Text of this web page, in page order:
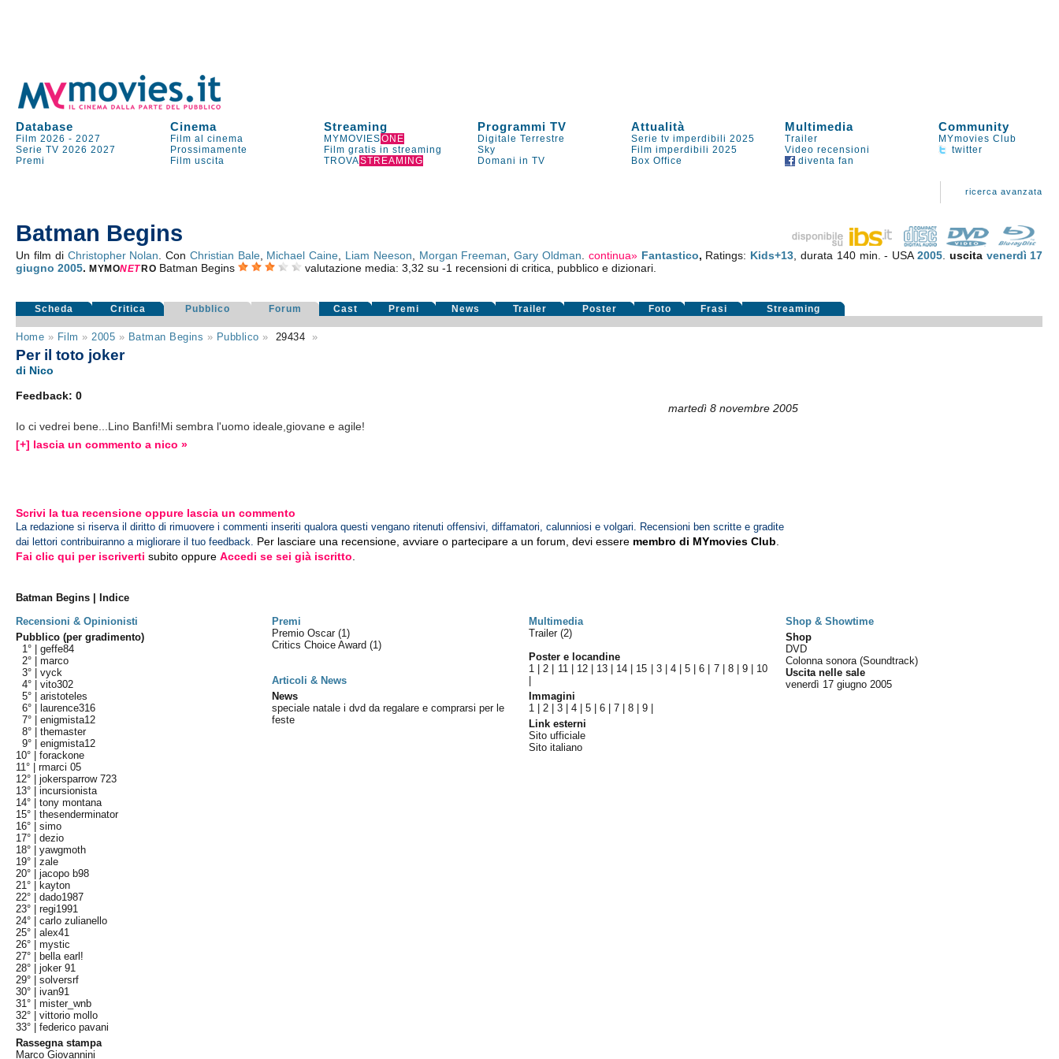
Database Cinema Streaming Programmi TV Attualità Multimedia Community
Film 2026 -2027 Film al cinema MYMOVIESONE Digitale Terrestre Serie tv imperdibili 2025 Trailer
MYmovies Club
Serie TV 2026 2027 Prossimamente Film gratis in streaming Sky Film imperdibili 2025 Video recensioni
twitter
Premi
Film uscita TROVASTREAMING Domani in TV Box Office diventa fan
ricerca avanzata
Batman Begins
Un film di Christopher Nolan . Con Christian Bale, Michael Caine Liam Neeson Morgan Freeman ,Gary Oldman continua» Fantastico, Ratings: Kids+13 , durata 140 min. - USA 2005. uscita venerdì 17
giugno 2005.MYMONET RO Batman Begins valutazione media: 3,32 su -1 recensioni di critica, pubblico e dizionari.
Scheda Critica Pubblico Forum Cast Premi News Trailer Poster Foto Frasi Streaming
Home » Film » 2005 » Batman Begins » Pubblico » 29434 »
Per il toto joker
di Nico
Feedback: 0
martedì 8 novembre 2005
Io ci vedrei bene...Lino Banfi!Mi sembra l'uomo ideale,giovane e agile!
[+] lascia un commento a nico »
Scrivi la tua recensione oppure lascia un commento
La redazione si riserva il diritto di rimuovere i commenti inseriti qualora questi vengano ritenuti offensivi, diffamatori, calunniosi e volgari. Recensioni ben scritte e gradite
dai lettori contribuiranno a migliorare il tuo feedback. Per lasciare una recensione, avviare o partecipare a un forum, devi essere membro di MYmovies Club
Fai clic qui per iscriverti subito oppureAccedi se sei già iscritto
Batman Begins | Indice
Recensioni & Opinionisti
Premi Multimedia
Shop & Showtime
Pubblico (per gradimento)
1° |geffe84
2° |marco
3° |vyck
4° |vito302
5° |aristoteles
6° |
laurence316
7° |enigmista12
8° |themaster
9° |enigmista12
10° |forackone
11° |rmarci 05
12° |jokersparrow 723
13° |incursionista
14° |tony montana
15° |thesenderminator
16° |simo
17° |dezio
18° |yawgmoth
19° |zale
20° |jacopo b98
21° |
kayton
22° |dado1987
23° |regi1991
24° |carlo zulianello
25° |alex41
26° |mystic
27° |
bella earl!
28° |joker 91
29° |solversrf
30° |ivan91
31° |mister_wnb
32° |vittorio mollo
33° |federico pavani
Rassegna stampa
Marco Giovannini
Premio Oscar(1)
Critics Choice Award(1)
Articoli & News
News
speciale natale i dvd da regalare e comprarsi per le
feste
Trailer (2)
Poster e locandine
1 |2 11| 12| 13 14 15 3| 4|5 |6 7| 8| 9
10
Immagini
1 |2 |3 |4 |5 |6 |7 |8 |9
Link esterni
Sito ufficiale
Sito italiano
Shop
DVD
Colonna sonora (Soundtrack)
Uscita nelle sale
venerdì 17 giugno 2005